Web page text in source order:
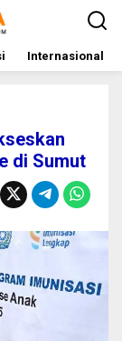
Internasional
di Sumut